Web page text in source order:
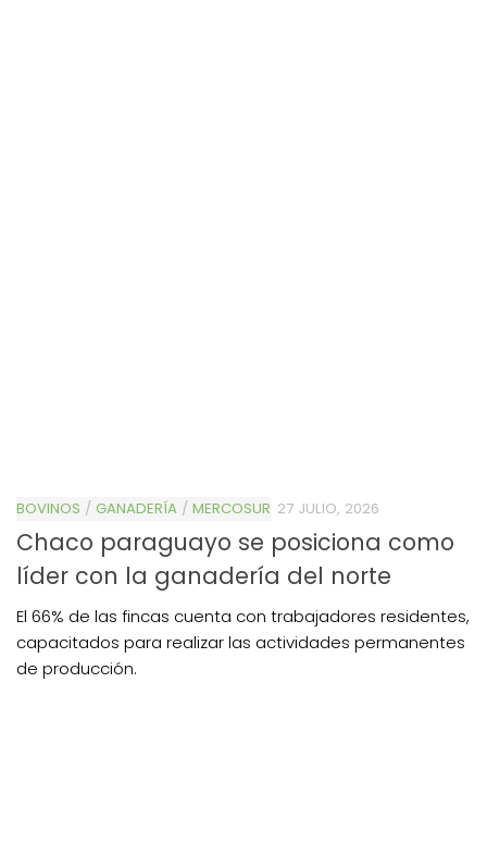
BOVINOS / GANADERÍA / MERCOSUR 27 JULIO, 2026
Chaco paraguayo se posiciona como
líder con la ganadería del norte
El 66% de las fincas cuenta con trabajadores residentes,
capacitados para realizar las actividades permanentes
de producción.